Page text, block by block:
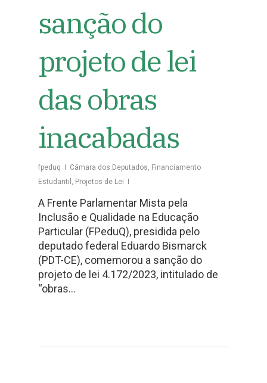
sanção do
projeto de lei
das obras
inacabadas
fpeduq Câmara dos Deputados Financiamento
Estudantil
Projetos de Lei
A Frente Parlamentar Mista pela
Inclusão e Qualidade na Educação
Particular (FPeduQ), presidida pelo
deputado federal Eduardo Bismarck
(PDT-CE), comemorou a sanção do
projeto de lei 4.172/2023, intitulado de
“obras…